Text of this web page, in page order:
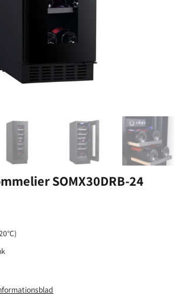
SOMX30DRB-24